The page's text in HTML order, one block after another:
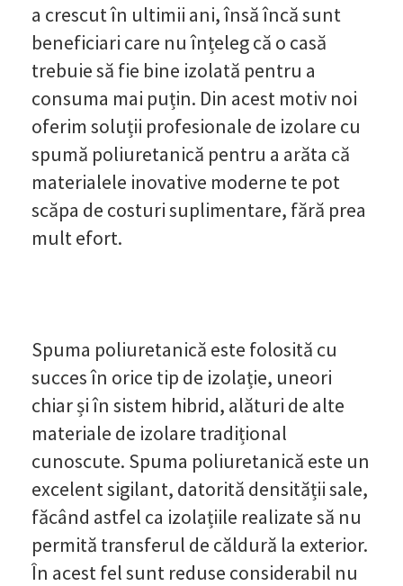
a crescut în ultimii ani, însă încă sunt
beneficiari care nu înțeleg că o casă
trebuie să fie bine izolată pentru a
consuma mai puțin. Din acest motiv noi
oferim soluții profesionale de izolare cu
spumă poliuretanică pentru a arăta că
materialele inovative moderne te pot
scăpa de costuri suplimentare, fără prea
mult efort.
Spuma poliuretanică este folosită cu
succes în orice tip de izolație, uneori
chiar și în sistem hibrid, alături de alte
materiale de izolare tradițional
cunoscute. Spuma poliuretanică este un
excelent sigilant, datorită densității sale,
făcând astfel ca izolațiile realizate să nu
permită transferul de căldură la exterior.
În acest fel sunt reduse considerabil nu